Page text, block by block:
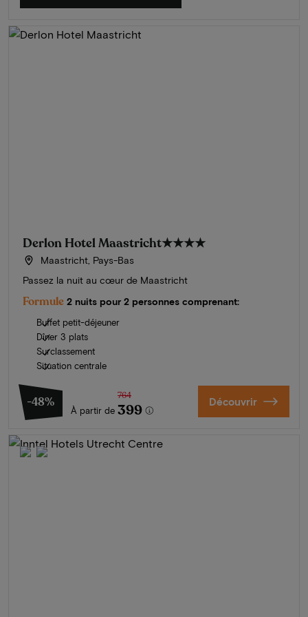
Derlon Hotel Maastricht★★★★
Maastricht, Pays-Bas
Passez la nuit au cœur de Maastricht
Formule 2 nuits pour 2 personnes comprenant:
Buffet petit-déjeuner
Dîner 3 plats
Surclassement
Situation centrale
-48%
À partir de
764
399 Découvrir